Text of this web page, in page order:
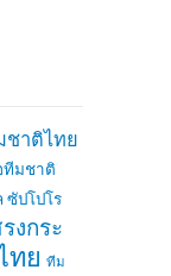
ชาติไทย
ทีมชาติ
ซัปโปโร
งกระ
ทย ทีม